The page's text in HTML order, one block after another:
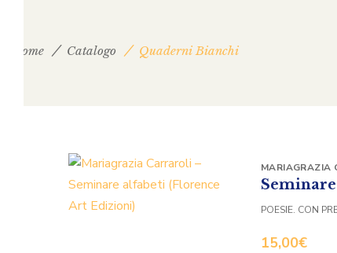
Home Catalogo Quaderni Bianchi
15,00€
MARIAGRAZIA
POESIE. CON